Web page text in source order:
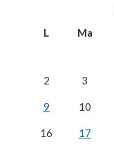
L Ma
2 3
9 10
16 17